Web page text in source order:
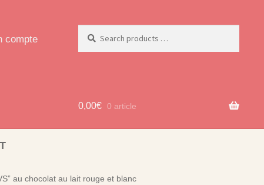
compte
0,00€ 0 article
au chocolat au lait rouge et blanc